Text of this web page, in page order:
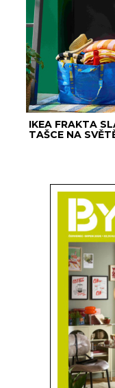
IKEA FRAKTA
TAŠCE NA